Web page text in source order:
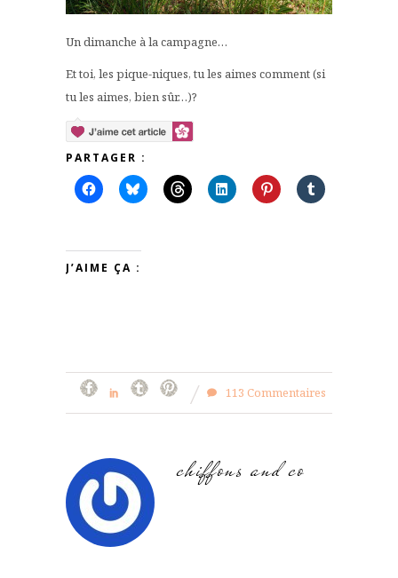
Un dimanche à la campagne…
Et toi, les pique-niques, tu les aimes comment (si
tu les aimes, bien sûr…)?
PARTAGER :
J’AIME ÇA :
113 Commentaires
chiffons and co